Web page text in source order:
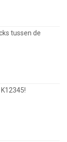
tussen de